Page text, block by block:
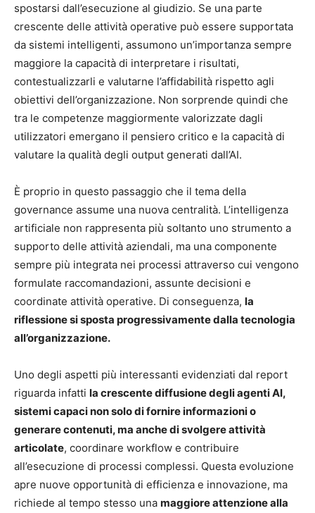
spostarsi dall’esecuzione al giudizio. Se una parte
crescente delle attività operative può essere supportata
da sistemi intelligenti, assumono un’importanza sempre
maggiore la capacità di interpretare i risultati,
contestualizzarli e valutarne l’affidabilità rispetto agli
obiettivi dell’organizzazione. Non sorprende quindi che
tra le competenze maggiormente valorizzate dagli
utilizzatori emergano il pensiero critico e la capacità di
valutare la qualità degli output generati dall’AI.
È proprio in questo passaggio che il tema della
governance assume una nuova centralità. L’intelligenza
artificiale non rappresenta più soltanto uno strumento a
supporto delle attività aziendali, ma una componente
sempre più integrata nei processi attraverso cui vengono
formulate raccomandazioni, assunte decisioni e
coordinate attività operative. Di conseguenza, la
riflessione si sposta progressivamente dalla tecnologia
all’organizzazione.
Uno degli aspetti più interessanti evidenziati dal report
riguarda infatti la crescente diffusione degli agenti AI,
sistemi capaci non solo di fornire informazioni o
generare contenuti, ma anche di svolgere attività
articolate, coordinare workflow e contribuire
all’esecuzione di processi complessi. Questa evoluzione
apre nuove opportunità di efficienza e innovazione, ma
richiede al tempo stesso una maggiore attenzione alla